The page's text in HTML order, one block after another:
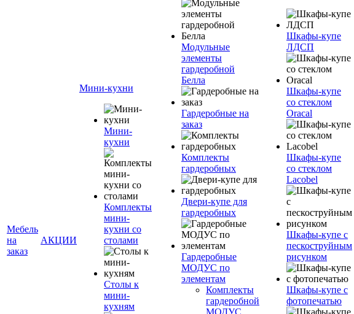
Мебель
на
заказ
АКЦИИ
Мини-кухни
Мини-
кухни
Комплекты
мини-
кухни со
столами
Столы к
мини-
кухням
Модульные
элементы
гардеробной
Белла
Гардеробные на
заказ
Комплекты
гардеробных
Двери-купе для
гардеробных
Гардеробные
МОДУС по
элементам
Комплекты
гардеробной
МОДУС
Шкафы-купе
ЛДСП
Шкафы-купе
со стеклом
Oracal
Шкафы-купе
со стеклом
Lacobel
Шкафы-купе с
пескоструйным
рисунком
Шкафы-купе с
фотопечатью